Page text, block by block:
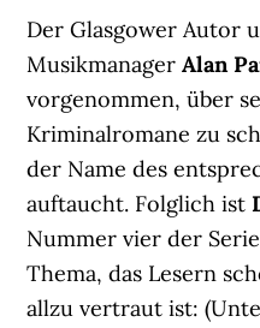
Der Glasgower Autor
MusikmanagerAlan
vorgenommen, über
Kriminalromane zu
der Name des
auftaucht. Folglich ist
Nummer vier der
Thema, das Lesern
allzu vertraut ist: